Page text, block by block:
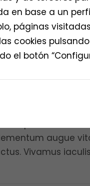
augue
Vivamus
augue
Vivamus
en base a un
páginas
cookies
el botón